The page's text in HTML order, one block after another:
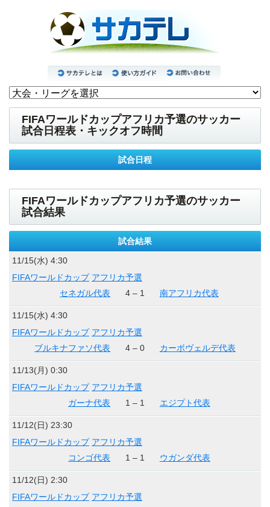
FIFAワールドカップアフリカ予選のサッカー
試合日程表・キックオフ時間
試合日程
FIFAワールドカップアフリカ予選のサッカー
試合結果
試合結果
11/15(水) 4:30
FIFAワールドカップ アフリカ予選
セネガル代表
4 – 1 南アフリカ代表
11/15(水) 4:30
FIFAワールドカップ アフリカ予選
ブルキナファソ代表
4 – 0 カーボヴェルデ代表
11/13(月) 0:30
FIFAワールドカップ アフリカ予選
ガーナ代表
1 – 1 エジプト代表
11/12(日) 23:30
FIFAワールドカップ アフリカ予選
コンゴ代表
1 – 1 ウガンダ代表
11/12(日) 2:30
FIFAワールドカップ アフリカ予選